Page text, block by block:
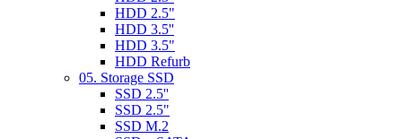
HDD 2.5"
HDD 3.5''
HDD 3.5"
HDD Refurb
05. Storage SSD
SSD 2.5''
SSD 2.5"
SSD M.2